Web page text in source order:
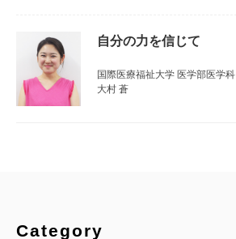
自分の力を信じて
国際医療福祉大学 医学部医学科
大村 蒼
Category